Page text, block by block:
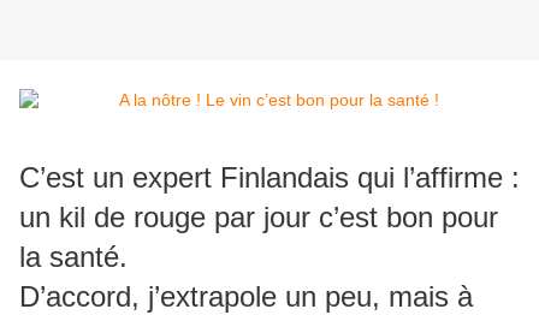
C’est un expert Finlandais qui l’affirme :
un kil de rouge par jour c’est bon pour
la santé.
D’accord, j’extrapole un peu, mais à